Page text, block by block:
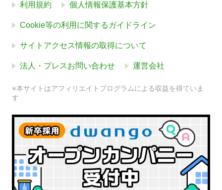
利用規約 個人情報保護基本方針
Cookie等の利用に関するガイドライン
サイトアクセス情報の取得について
法人・プレスお問い合わせ 運営会社
※本サイトはアフィリエイトプログラムによる収益を得ていま
す